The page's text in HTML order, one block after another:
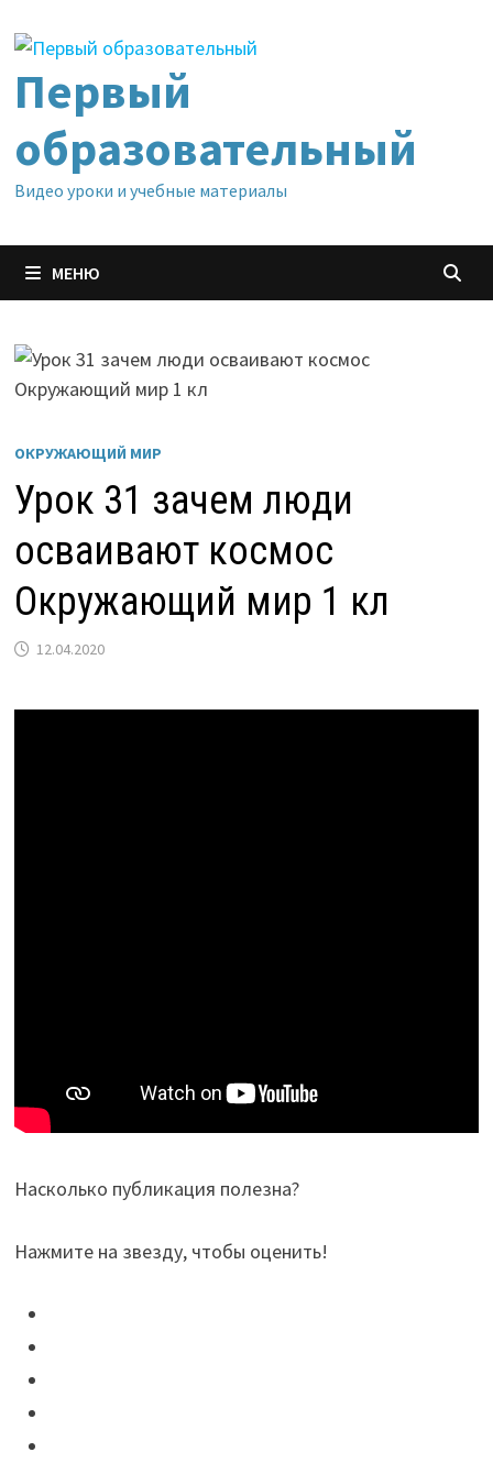
содержимому
Первый
образовательный
Видео уроки и учебные материалы
МЕНЮ
ОКРУЖАЮЩИЙ МИР
Урок 31 зачем люди
осваивают космос
Окружающий мир 1 кл
12.04.2020
Насколько публикация полезна?
Нажмите на звезду, чтобы оценить!